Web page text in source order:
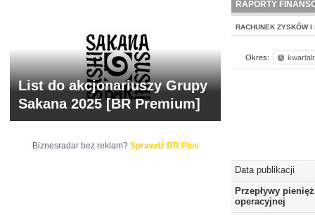
RAPORTY
RACHUNEK ZYSKÓW I
Okres:
Data publikacji
Przepływy
operacyjnej
List do akcjonariuszy Grupy
Sakana 2025 [BR Premium]
Biznesradar bez reklam? Sprawdź BR Plus